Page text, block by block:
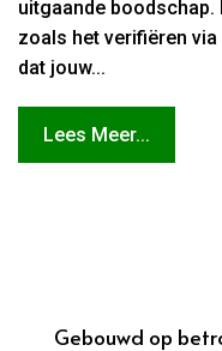
uitgaande boodschap.
zoals het verifiëren via
dat jouw...
Lees Meer...
Gebouwd op